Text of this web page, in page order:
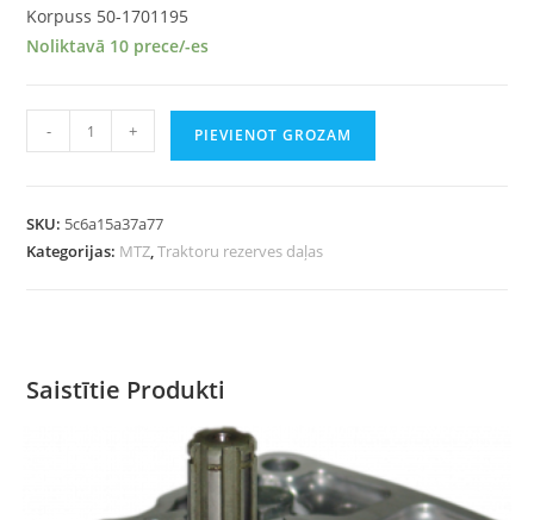
Korpuss 50-1701195
Noliktavā 10 prece/-es
- + PIEVIENOT GROZAM
SKU: 5c6a15a37a77
Kategorijas: MTZ,Traktoru rezerves daļas
Saistītie Produkti